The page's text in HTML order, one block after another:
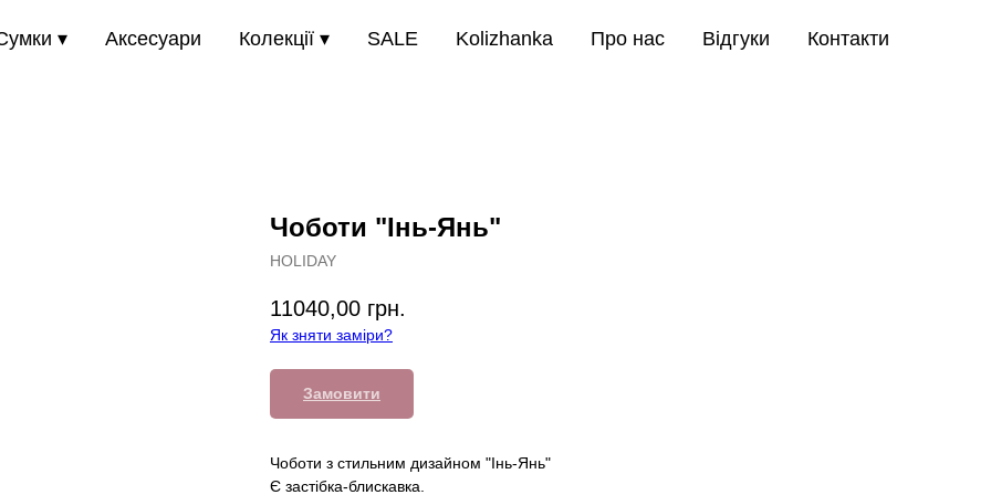
▾ Аксесуари Колекції ▾ SALE Kolizhanka Про нас Відгуки Контакти
Чоботи "Інь-Янь"
HOLIDAY
11040,00 грн.
Як зняти заміри?
Замовити
Чоботи з стильним дизайном "Інь-Янь"
Є застібка-блискавка.